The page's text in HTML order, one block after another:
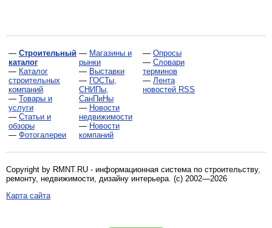
— Строительный
каталог
— Каталог
строительных
компаний
— Товары и
услуги
— Статьи и
обзоры
— Фотогалереи
— Магазины и
рынки
— Выставки
— ГОСТы,
СНИПы,
СанПиНы
— Новости
недвижимости
— Новости
компаний
— Опросы
— Словари
терминов
— Лента
новостей RSS
Copyright by RMNT.RU - информационная система по строительству,
ремонту, недвижимости, дизайну интерьера. (c) 2002—2026
Карта сайта